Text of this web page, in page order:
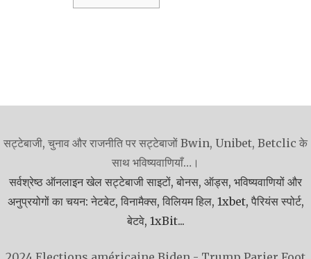
सट्टेबाजी, चुनाव और राजनीति पर सट्टेबाजों Bwin, Unibet, Betclic के
साथ भविष्यवाणियाँ…।
सर्वश्रेष्ठ ऑनलाइन खेल सट्टेबाजी साइटों, बोनस, ऑड्स, भविष्यवाणियों और
अनुप्रयोगों का चयन: नेटबेट, विनामैक्स, विलियम हिल, 1xbet, पैरियंस स्पोर्ट,
बेटवे, 1xBit...